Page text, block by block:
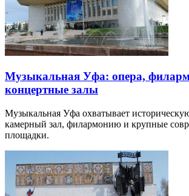
Музыкальная Уфа: опера,
концертные залы
Музыкальная Уфа охватывает
камерный зал, филармонию и крупные
площадки.